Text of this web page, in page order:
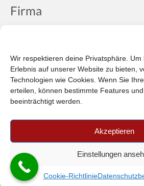
Wir respektieren deine Privatsphäre.
Erlebnis auf unserer Website zu bieten,
Technologien wie Cookies. Wenn Sie
erteilen, können bestimmte Features
beeinträchtigt werden.
Akzeptieren
Einstellungen
Cookie-Richtlinie
Firma
Über uns
Informationen
Plattform der EU-Kommission zur Online-
Unsere AGB (PDF)
© 2026 Car-in Automotive GmbH